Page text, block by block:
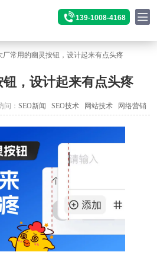
139-1008-4168
厂常用的幽灵按钮，设计起来有点头疼
，设计起来有点头疼
问：SEO新闻 SEO技术 网站技术 网络营销